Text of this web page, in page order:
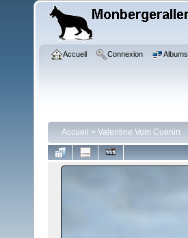
Accueil Connexion Albums
Accueil > Valentine Vom Cuenin